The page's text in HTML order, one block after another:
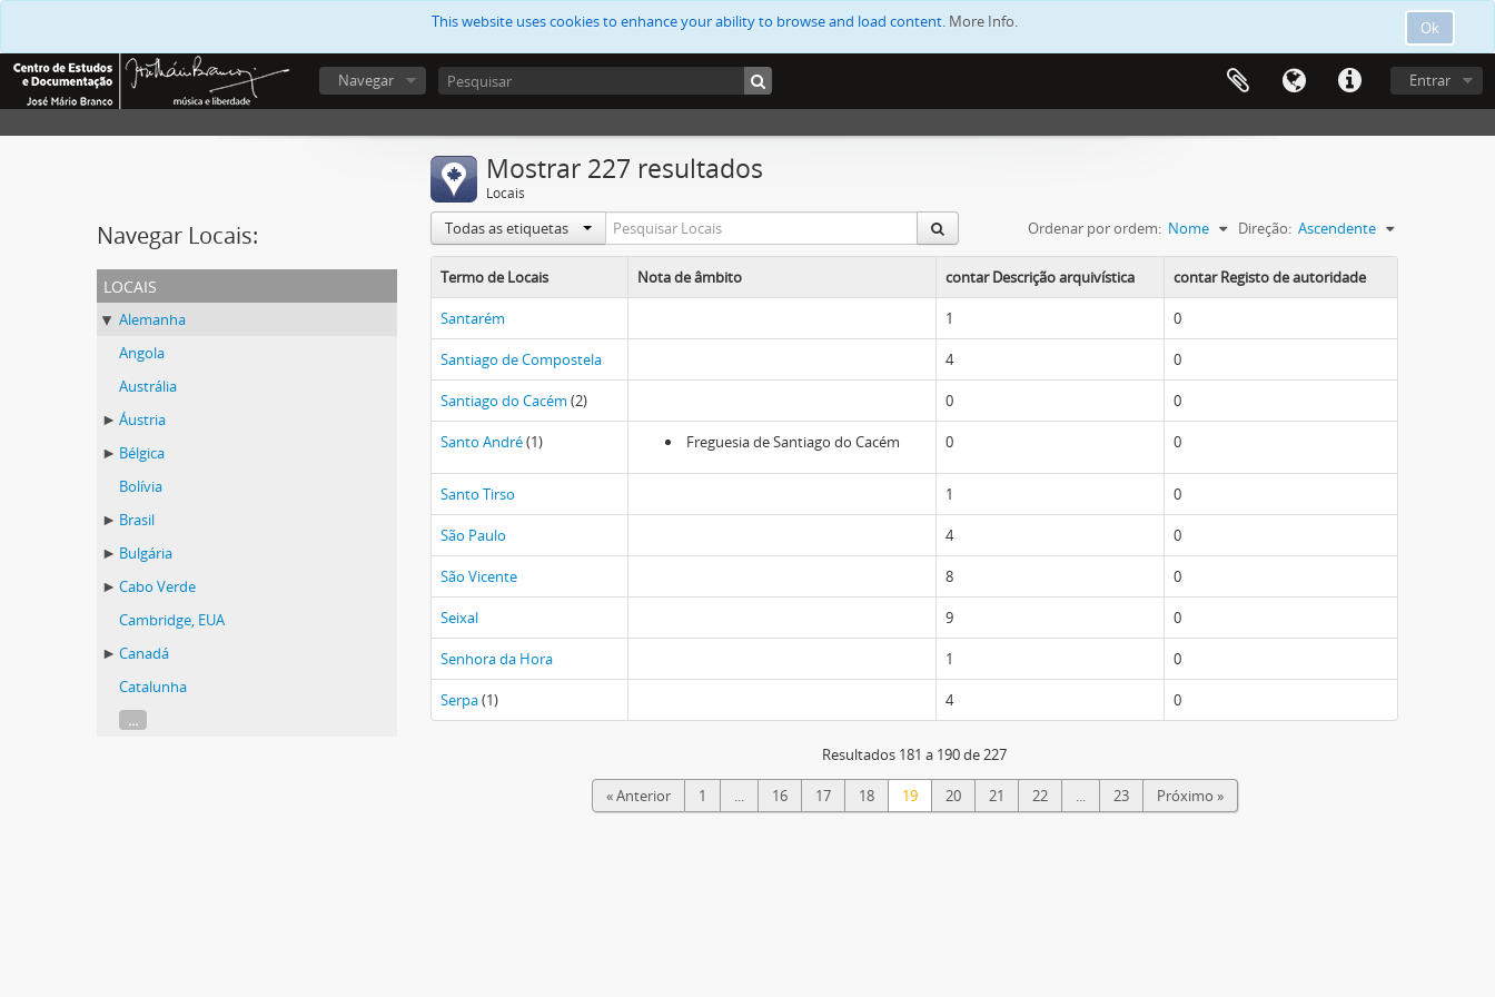
Ok
This website uses cookies to enhance your ability to browse and load content. More Info.
Entrar
Navegar
Navegar Locais:
locais
Alemanha
Angola
Austrália
Áustria
Bélgica
Bolívia
Brasil
Bulgária
Cabo Verde
Cambridge, EUA
Canadá
Catalunha
...
Mostrar 227 resultados
Locais
Todas as etiquetas Ordenar por ordem: Nome Direção: Ascendente
Termo de Locais Nota de âmbito contar Descrição arquivística contar Registo de autoridade
Santarém 1 0
Santiago de Compostela 4 0
Santiago do Cacém (2) 0 0
Santo André(1) Freguesia de Santiago do Cacém 0 0
Santo Tirso 1 0
São Paulo 4 0
São Vicente 8 0
Seixal 9 0
Senhora da Hora 1 0
Serpa(1) 4 0
Resultados 181 a 190 de 227
« Anterior 1 ... 16 17 18 19 20 21 22 ... 23 Próximo »